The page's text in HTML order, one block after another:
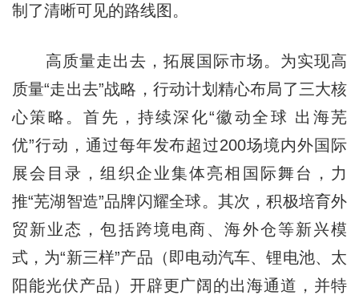
制了清晰可见的路线图。
高质量走出去，拓展国际市场。为实现高
质量“走出去”战略，行动计划精心布局了三大核
心策略。首先，持续深化“徽动全球 出海芜
优”行动，通过每年发布超过200场境内外国际
展会目录，组织企业集体亮相国际舞台，力
推“芜湖智造”品牌闪耀全球。其次，积极培育外
贸新业态，包括跨境电商、海外仓等新兴模
式，为“新三样”产品（即电动汽车、锂电池、太
阳能光伏产品）开辟更广阔的出海通道，并特